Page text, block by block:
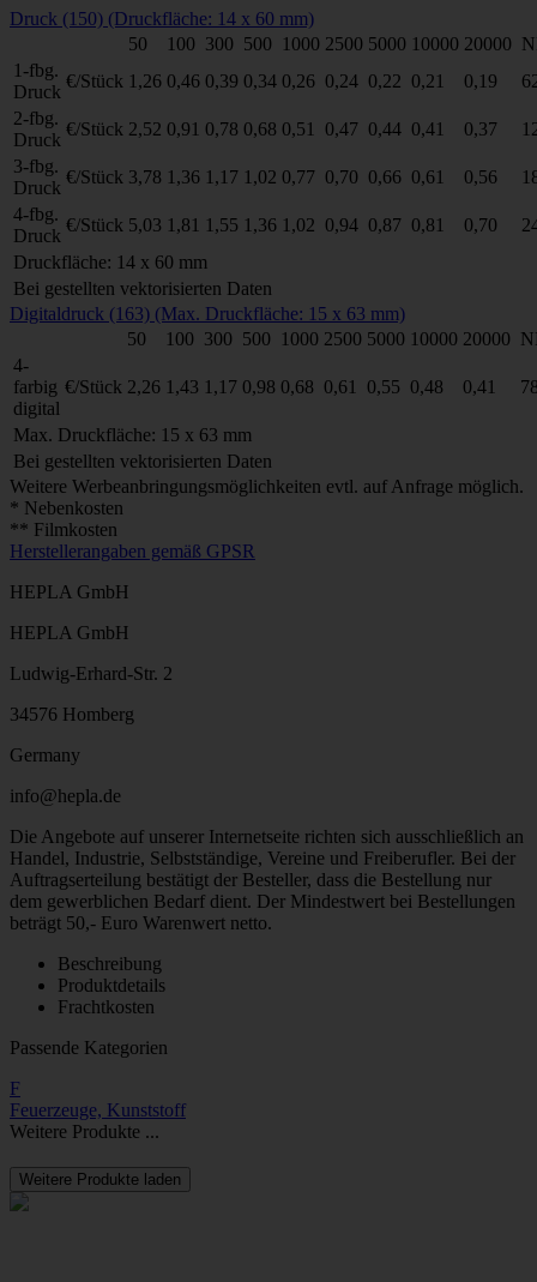
Druck (150) (Druckfläche: 14 x 60 mm)
50
100 300 500 1000 2500 5000 10000 20000
1-fbg.
Druck
€/Stück 1,26 0,46 0,39 0,34 0,26 0,24 0,22 0,21 0,19
2-fbg.
Druck
€/Stück 2,52 0,91 0,78 0,68 0,51 0,47 0,44 0,41 0,37
3-fbg.
Druck
€/Stück 3,78 1,36 1,17 1,02 0,77 0,70 0,66 0,61 0,56
4-fbg.
Druck
€/Stück 5,03 1,81 1,55 1,36 1,02 0,94 0,87 0,81 0,70
Druckfläche: 14 x 60 mm
Bei gestellten vektorisierten Daten
Digitaldruck (163) (Max. Druckfläche: 15 x 63 mm)
50
100 300 500 1000 2500 5000 10000 20000
4-
farbig
digital
€/Stück 2,26 1,43 1,17 0,98 0,68 0,61 0,55 0,48 0,41
Max. Druckfläche: 15 x 63 mm
Bei gestellten vektorisierten Daten
Weitere Werbeanbringungsmöglichkeiten evtl. auf Anfrage möglich.
* Nebenkosten
** Filmkosten
Herstellerangaben gemäß GPSR
HEPLA GmbH
HEPLA GmbH
Ludwig-Erhard-Str. 2
34576 Homberg
Germany
info@hepla.de
Die Angebote auf unserer Internetseite richten sich ausschließlich an
Handel, Industrie, Selbstständige, Vereine und Freiberufler. Bei der
Auftragserteilung bestätigt der Besteller, dass die Bestellung nur
dem gewerblichen Bedarf dient. Der Mindestwert bei Bestellungen
beträgt 50,- Euro Warenwert netto.
Beschreibung
Produktdetails
Frachtkosten
Passende Kategorien
F
Feuerzeuge, Kunststoff
Weitere Produkte ...
Weitere Produkte laden